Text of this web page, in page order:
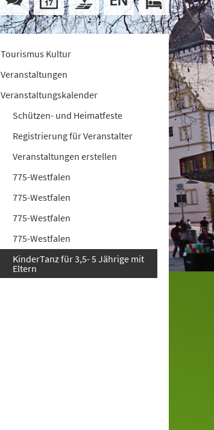
Tourismus Kultur
Veranstaltungen
Veranstaltungskalender
Schützen- und Heimatfeste
Registrierung für Veranstalter
Veranstaltungen erstellen
775-Westfalen
775-Westfalen
775-Westfalen
775-Westfalen
KinderTanz für 3,5- 5 Jährige mit
Eltern